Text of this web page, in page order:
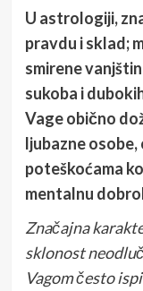
U astrologiji,
pravdu i sklad;
smirene
sukoba i
Vage obično
ljubazne osobe,
poteškoćama
mentalnu
Značajna
sklonost
Vagom često